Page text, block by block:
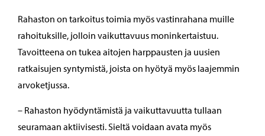
Rahaston on tarkoitus toimia myös vastinrahana muille
rahoituksille, jolloin vaikuttavuus moninkertaistuu.
Tavoitteena on tukea aitojen harppausten ja uusien
ratkaisujen syntymistä, joista on hyötyä myös laajemmin
arvoketjussa.
– Rahaston hyödyntämistä ja vaikuttavuutta tullaan
seuramaan aktiivisesti. Sieltä voidaan avata myös